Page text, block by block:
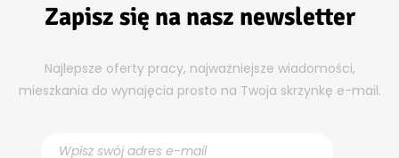
Zapisz się na nasz newsletter
Najlepsze oferty pracy, najważniejsze wiadomości,
mieszkania do wynajęcia prosto na Twoja skrzynkę e-mail.